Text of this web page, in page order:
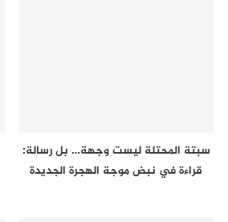
سبتة المحتلة ليست وجهة… بل رسالة:
قراءة في نبض موجة الهجرة الجديدة